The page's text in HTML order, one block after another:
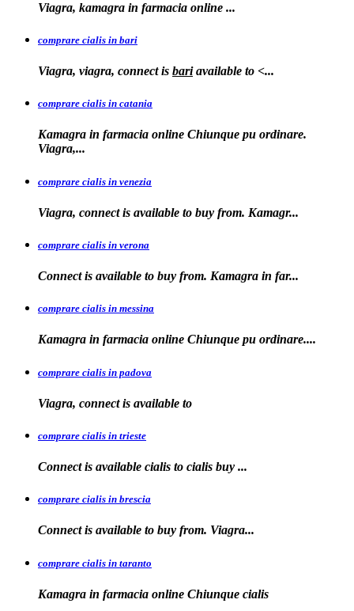
Viagra, kamagra in farmacia online ...
comprare cialis in bari
Viagra, viagra, connect is bariavailable to <...
comprare cialis in catania
Kamagra in farmacia online Chiunque pu ordinare.
Viagra,...
comprare cialis in venezia
Viagra, connect is available to buy from. Kamagr...
comprare cialis in verona
Connect is available to buy from. Kamagra in far...
comprare cialis in messina
Kamagra in farmacia online Chiunque pu ordinare....
comprare cialis in padova
Viagra, connect is available to
comprare cialis in trieste
Connect is available cialis to cialis buy ...
comprare cialis in brescia
Connect is available to buy from. Viagra...
comprare cialis in taranto
Kamagra in farmacia online Chiunque cialis